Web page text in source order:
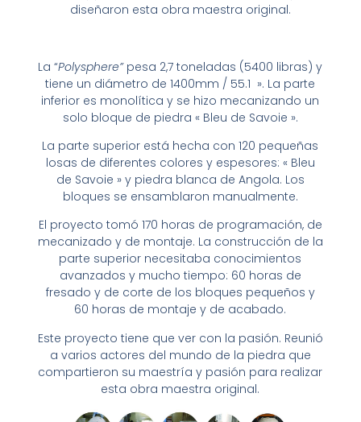
diseñaron esta obra maestra original.
La “Polysphere”pesa 2,7 toneladas (5400 libras) y
tiene un diámetro de 1400mm / 55.1 ». La parte
inferior es monolítica y se hizo mecanizando un
solo bloque de piedra « Bleu de Savoie ».
La parte superior está hecha con 120 pequeñas
losas de diferentes colores y espesores: « Bleu
de Savoie » y piedra blanca de Angola. Los
bloques se ensamblaron manualmente.
El proyecto tomó 170 horas de programación, de
mecanizado y de montaje. La construcción de la
parte superior necesitaba conocimientos
avanzados y mucho tiempo: 60 horas de
fresado y de corte de los bloques pequeños y
60 horas de montaje y de acabado.
Este proyecto tiene que ver con la pasión. Reunió
a varios actores del mundo de la piedra que
compartieron su maestría y pasión para realizar
esta obra maestra original.